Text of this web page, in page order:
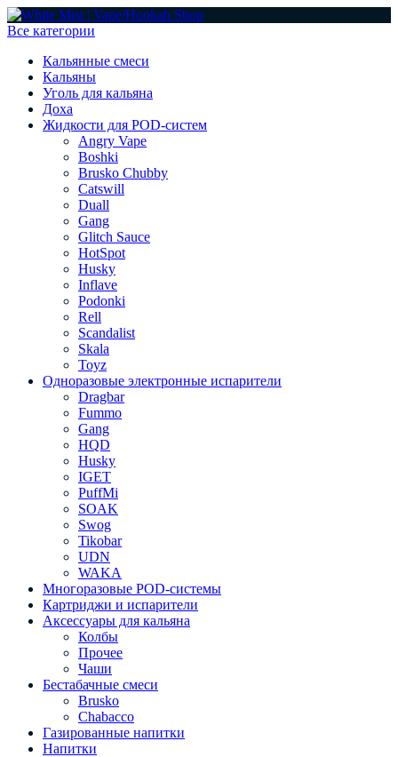
Все категории
Кальянные смеси
Кальяны
Уголь для кальяна
Доха
Жидкости для POD-систем
Angry Vape
Boshki
Brusko Chubby
Catswill
Duall
Gang
Glitch Sauce
HotSpot
Husky
Inflave
Podonki
Rell
Scandalist
Skala
Toyz
Одноразовые электронные испарители
Dragbar
Fummo
Gang
HQD
Husky
IGET
PuffMi
SOAK
Swog
Tikobar
UDN
WAKA
Многоразовые POD-системы
Картриджи и испарители
Аксессуары для кальяна
Колбы
Прочее
Чаши
Бестабачные смеси
Brusko
Chabacco
Газированные напитки
Напитки